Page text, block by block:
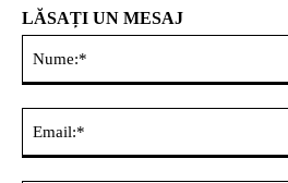
LĂSAȚI UN MESAJ